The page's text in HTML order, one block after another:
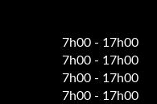
7h00 - 17h00
7h00 - 17h00
7h00 - 17h00
7h00 - 17h00